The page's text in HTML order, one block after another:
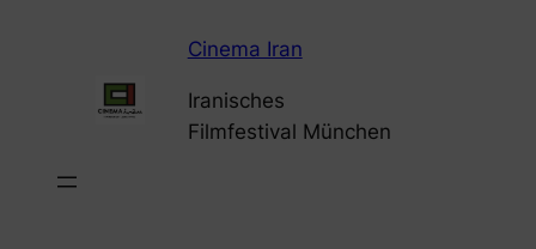
Cinema Iran
Iranisches
Filmfestival München